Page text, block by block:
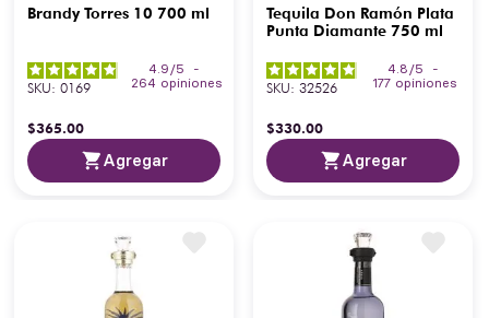
Brandy Torres 10 700 ml
4.9 /5
-
264 opiniones
SKU: 0169
$365.00
Agregar
Tequila Don Ramón Plata
Punta Diamante 750 ml
4.8 /5
-
177 opiniones
SKU: 32526
$330.00
Agregar